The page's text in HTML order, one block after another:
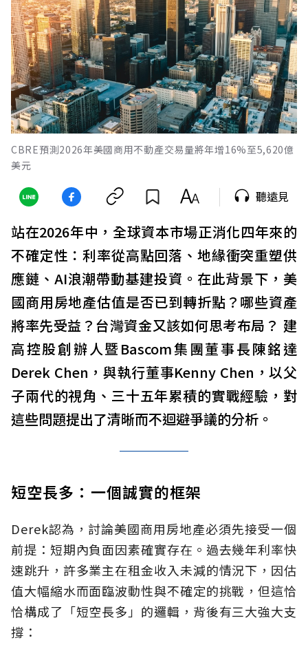
CBRE預測2026年美國商用不動產交易量將年增16%至5,620億
美元
聽遠見
站在2026年中，全球資本市場正消化四年來的
不確定性：利率從高點回落、地緣衝突重塑供
應鏈、AI浪潮帶動基建投資。在此背景下，美
國商用房地產估值是否已到轉折點？哪些資產
將率先受益？台灣資金又該如何思考布局？ 建
高控股創辦人暨Bascom集團董事長陳銘達
Derek Chen，與執行董事Kenny Chen，以父
子兩代的視角、三十五年累積的實戰經驗，對
這些問題提出了清晰而不迴避爭議的分析。
短空長多：一個誠實的框架
Derek認為，討論美國商用房地產必須先接受一個
前提：短期內負面因素確實存在。過去幾年利率快
速跳升，許多業主在租金收入未減的情況下，因估
值大幅縮水而面臨波動性與不確定的挑戰，但這恰
恰構成了「短空長多」的邏輯，背後有三大強大支
撐：